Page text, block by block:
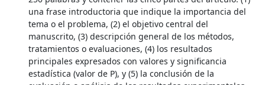
una frase introductoria que indique la importancia del
tema o el problema, (2) el objetivo central del
manuscrito, (3) descripción general de los métodos,
tratamientos o evaluaciones, (4) los resultados
principales expresados con valores y significancia
estadística (valor de P), y (5) la conclusión de la